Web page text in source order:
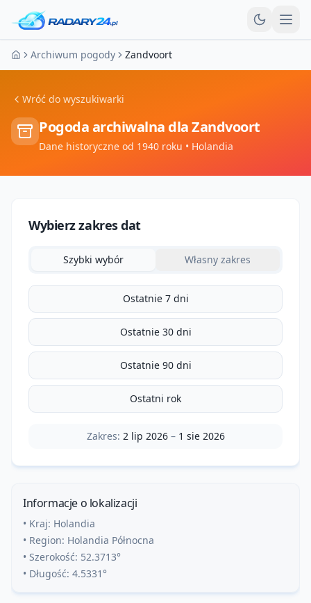
Strona główna
Archiwum pogody Zandvoort
Wróć do wyszukiwarki
Pogoda archiwalna dlaZandvoort
Dane historyczne od 1940 roku • Holandia
Wybierz zakres dat
Szybki wybór Własny zakres
Ostatnie 7 dni
Ostatnie 30 dni
Ostatnie 90 dni
Ostatni rok
Zakres: 2 lip 2026– 1 sie 2026
Informacje o lokalizacji
• Kraj: Holandia
• Region: Holandia Północna
• Szerokość: 52.3713°
• Długość: 4.5331°